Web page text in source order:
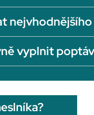
nejvhodnějšího
vyplnit